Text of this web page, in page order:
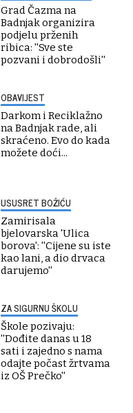
Grad Čazma na
Badnjak organizira
podjelu prženih
ribica: ''Sve ste
pozvani i dobrodošli''
OBAVIJEST
Darkom i Reciklažno
na Badnjak rade, ali
skraćeno. Evo do kada
možete doći...
USUSRET BOŽIĆU
Zamirisala
bjelovarska 'Ulica
borova': ''Cijene su iste
kao lani, a dio drvaca
darujemo''
ZA SIGURNU ŠKOLU
Škole pozivaju:
''Dođite danas u 18
sati i zajedno s nama
odajte počast žrtvama
iz OŠ Prečko''